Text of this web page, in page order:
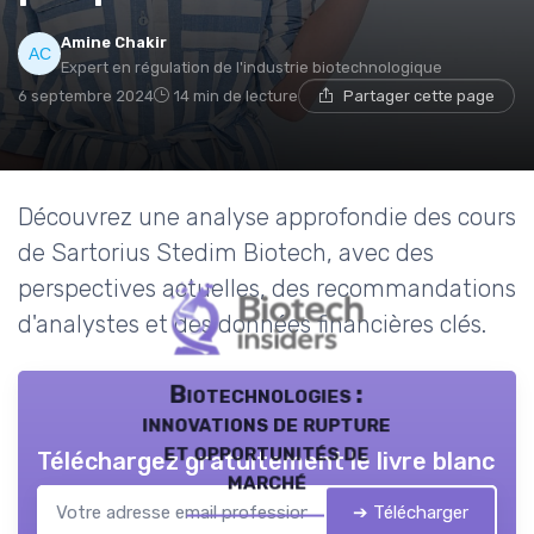
Amine Chakir
Expert en régulation de l'industrie biotechnologique
6 septembre 2024
14 min de lecture Partager cette page
Découvrez une analyse approfondie des cours
de Sartorius Stedim Biotech, avec des
perspectives actuelles, des recommandations
d'analystes et des données financières clés.
Biotechnologies :
innovations de rupture
et opportunités de
marché
Téléchargez gratuitement le livre blanc
➔ Télécharger